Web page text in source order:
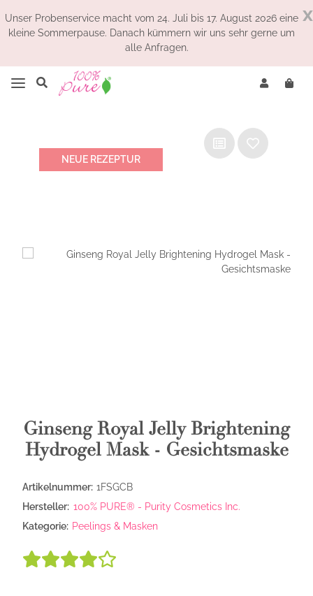
x
Unser Probenservice macht vom 24. Juli bis 17. August 2026 eine
kleine Sommerpause. Danach kümmern wir uns sehr gerne um
alle Anfragen.
NEUE REZEPTUR
Ginseng Royal Jelly Brightening
Hydrogel Mask - Gesichtsmaske
Artikelnummer: 1FSGCB
Hersteller: 100% PURE® - Purity Cosmetics Inc.
Kategorie: Peelings & Masken